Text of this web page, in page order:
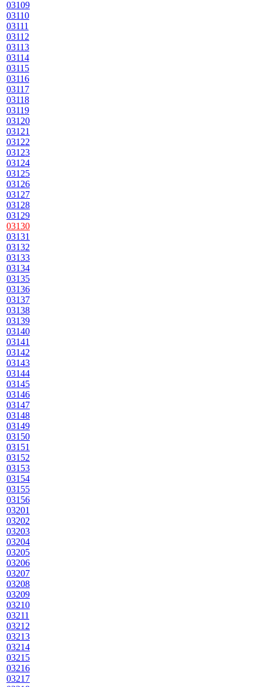
03109
03110
03111
03112
03113
03114
03115
03116
03117
03118
03119
03120
03121
03122
03123
03124
03125
03126
03127
03128
03129
03130
03131
03132
03133
03134
03135
03136
03137
03138
03139
03140
03141
03142
03143
03144
03145
03146
03147
03148
03149
03150
03151
03152
03153
03154
03155
03156
03201
03202
03203
03204
03205
03206
03207
03208
03209
03210
03211
03212
03213
03214
03215
03216
03217